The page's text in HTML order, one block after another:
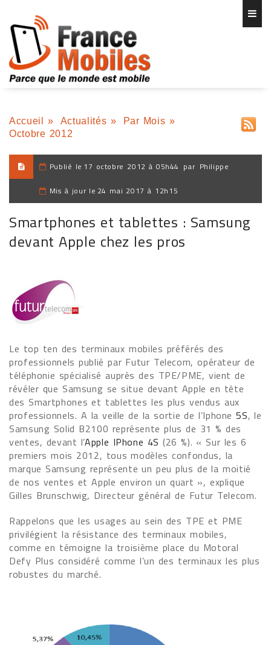
Accueil » Actualités » Par Mois »
Octobre 2012
Publié le 17 octobre 2012 à 05h44 par Philippe
Mis à jour le 24 mai 2017 à 12h15
Smartphones et tablettes : Samsung
devant Apple chez les pros
Le top ten des terminaux mobiles préférés des
professionnels publié par Futur Telecom, opérateur de
téléphonie spécialisé auprès des TPE/PME, vient de
révéler que Samsung se situe devant Apple en tête
des Smartphones et tablettes les plus vendus aux
professionnels. A la veille de la sortie de l’Iphone5S, le
Samsung Solid B2100 représente plus de 31 % des
ventes, devant l’Apple IPhone 4S(26 %). « Sur les 6
premiers mois 2012, tous modèles confondus, la
marque Samsung représente un peu plus de la moitié
de nos ventes et Apple environ un quart », explique
Gilles Brunschwig, Directeur général de Futur Telecom.
Rappelons que les usages au sein des TPE et PME
privilégient la résistance des terminaux mobiles,
comme en témoigne la troisième place du Motoral
Defy Plus considéré comme l’un des terminaux les plus
robustes du marché.